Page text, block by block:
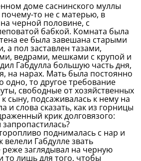
доме саснинского муллы
почему-то не с матерью, в
черной половине, с
бабкой. Комната была
ее была завешана старыми
пол заставлен тазами,
ведрами, мешками с крупой и
Габдулла большую часть дня,
на нарах. Мать была постоянно
одно, то другое требование
свободные от хозяйственных
сыну, подсаживалась к нему на
и слова сказать, как из горницы
крик долговязого:
поднималась с нар и
Габдулле звать
заглядывал на черную
то лишь для того, чтобы